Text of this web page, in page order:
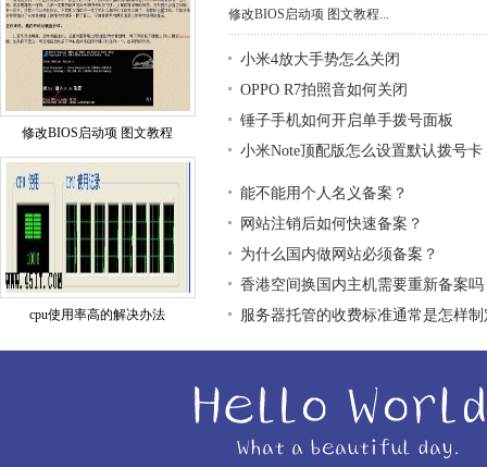
修改BIOS启动项 图文教程
cpu使用率高的解决办法
修改BIOS启动项 图文教程...
小米4放大手势怎么关闭
OPPO R7拍照音如何关闭
锤子手机如何开启单手拨号面板
小米Note顶配版怎么设置默认拨号卡
能不能用个人名义备案？
网站注销后如何快速备案？
为什么国内做网站必须备案？
香港空间换国内主机需要重新备案吗
服务器托管的收费标准通常是怎样